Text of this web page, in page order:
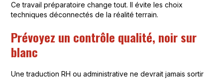
Ce travail préparatoire change tout. Il évite les choix
techniques déconnectés de la réalité terrain.
Prévoyez un contrôle qualité, noir sur
blanc
Une traduction RH ou administrative ne devrait jamais sortir